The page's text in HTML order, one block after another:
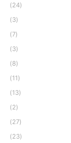
(24)
(3)
(7)
(3)
(8)
(11)
(13)
(2)
(27)
(23)